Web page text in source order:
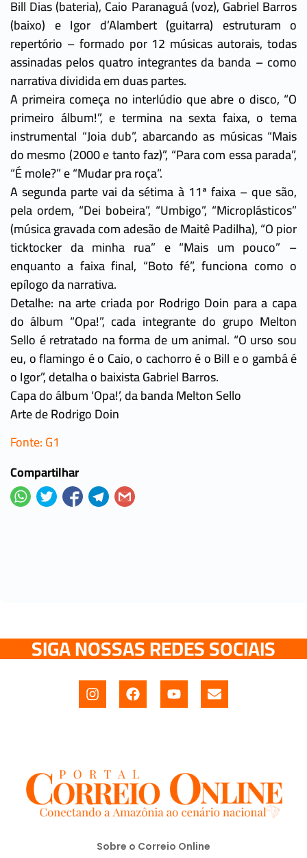
Bill Dias (bateria), Caio Paranaguá (voz), Gabriel Barros
(baixo) e Igor d’Alambert (guitarra) estruturam o
repertório – formado por 12 músicas autorais, todas
assinadas pelos quatro integrantes da banda – como
narrativa dividida em duas partes.
A primeira começa no interlúdio que abre o disco, “O
primeiro álbum!”, e termina na sexta faixa, o tema
instrumental “Joia dub”, abarcando as músicas “Mais
do mesmo (2000 e tanto faz)”, “Para com essa parada”,
“É mole?” e “Mudar pra roça”.
A segunda parte vai da sétima à 11ª faixa – que são,
pela ordem, “Dei bobeira”, “Umbigo”, “Microplásticos”
(música gravada com adesão de Maitê Padilha), “O pior
ticktocker da minha rua” e “Mais um pouco” –
enquanto a faixa final, “Boto fé”, funciona como o
epílogo da narrativa.
Detalhe: na arte criada por Rodrigo Doin para a capa
do álbum “Opa!”, cada integrante do grupo Melton
Sello é retratado na forma de um animal. “O urso sou
eu, o flamingo é o Caio, o cachorro é o Bill e o gambá é
o Igor”, detalha o baixista Gabriel Barros.
Capa do álbum ‘Opa!’, da banda Melton Sello
Arte de Rodrigo Doin
Fonte: G1
Compartilhar
SIGA NOSSAS REDES SOCIAIS
Sobre o Correio Online